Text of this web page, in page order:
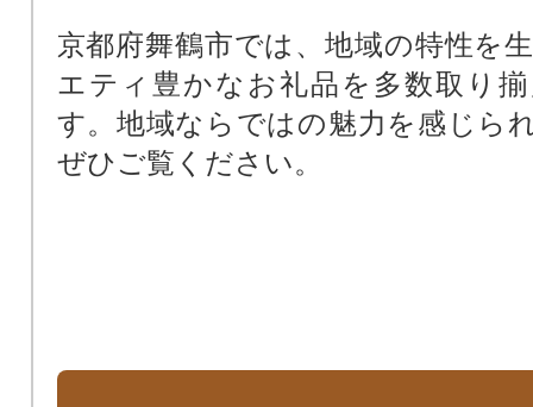
京都府舞鶴市では、地域の特性を
エティ豊かなお礼品を多数取り
す。地域ならではの魅力を感じら
ぜひご覧ください。